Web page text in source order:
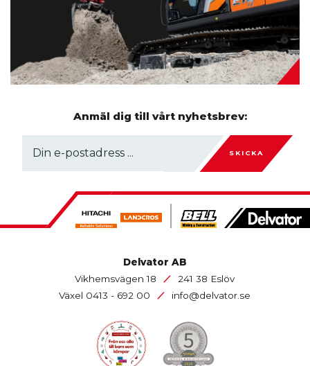
Anmäl dig till vårt nyhetsbrev:
SKICKA
Delvator AB
Vikhemsvägen 18
/
241 38 Eslöv
Växel 0413 - 692 00 / info@delvator.se